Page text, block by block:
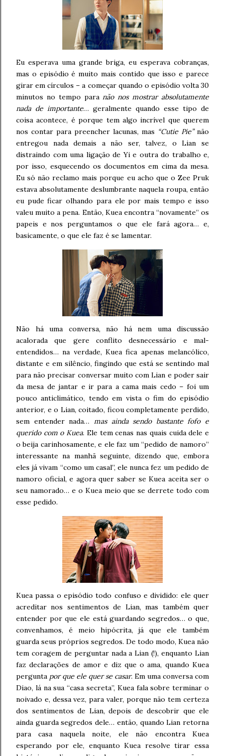
Eu esperava uma grande briga, eu esperava cobranças,
mas o episódio é muito mais contido que isso e parece
girar em círculos – a começar quando o episódio volta 30
minutos no tempo paranão nos mostrar absolutamente
nada de importante… geralmente quando esse tipo de
coisa acontece, é porque tem algo incrível que querem
nos contar para preencher lacunas, mas “Cutie Pie”não
entregou nada demais a não ser, talvez, o Lian se
distraindo com uma ligação de Yi e outra do trabalho e,
por isso, esquecendo os documentos em cima da mesa.
Eu só não reclamo mais porque eu acho que o Zee Pruk
estava absolutamente deslumbrante naquela roupa, então
eu pude ficar olhando para ele por mais tempo e isso
valeu muito a pena. Então, Kuea encontra “novamente” os
papeis e nos perguntamos o que ele fará agora… e,
basicamente, o que ele faz é se lamentar.
Não há uma conversa, não há nem uma discussão
acalorada que gere conflito desnecessário e mal-
entendidos… na verdade, Kuea fica apenas melancólico,
distante e em silêncio, fingindo que está se sentindo mal
para não precisar conversar muito com Lian e poder sair
da mesa de jantar e ir para a cama mais cedo – foi um
pouco anticlimático, tendo em vista o fim do episódio
anterior, e o Lian, coitado, ficou completamente perdido,
sem entender nada… mas ainda sendo bastante fofo e
querido com o Kuea. Ele tem cenas nas quais cuida dele e
o beija carinhosamente, e ele faz um “pedido de namoro”
interessante na manhã seguinte, dizendo que, embora
eles já vivam “como um casal”, ele nunca fez um pedido de
namoro oficial, e agora quer saber se Kuea aceita ser o
seu namorado… e o Kuea meio que se derrete todo com
esse pedido.
Kuea passa o episódio todo confuso e dividido: ele quer
acreditar nos sentimentos de Lian, mas também quer
entender por que ele está guardando segredos… o que,
convenhamos, é meio hipócrita, já que ele também
guarda seus próprios segredos. De todo modo, Kuea não
tem coragem de perguntar nada a Lian (!), enquanto Lian
faz declarações de amor e diz que o ama, quando Kuea
pergunta por que ele quer se casar. Em uma conversa com
Diao, lá na sua “casa secreta”, Kuea fala sobre terminar o
noivado e, dessa vez, para valer, porque não tem certeza
dos sentimentos de Lian, depois de descobrir que ele
ainda guarda segredos dele… então, quando Lian retorna
para casa naquela noite, ele não encontra Kuea
esperando por ele, enquanto Kuea resolve tirar essa